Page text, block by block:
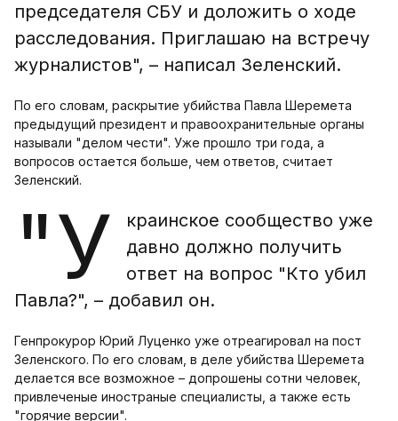
председателя СБУ и доложить о ходе
расследования. Приглашаю на встречу
журналистов", – написал Зеленский.
По его словам, раскрытие убийства Павла Шеремета
предыдущий президент и правоохранительные органы
называли "делом чести". Уже прошло три года, а
вопросов остается больше, чем ответов, считает
Зеленский.
"У
краинское сообщество уже
давно должно получить
ответ на вопрос "Кто убил
Павла?", – добавил он.
Генпрокурор Юрий Луценко уже отреагировал на пост
Зеленского. По его словам, в деле убийства Шеремета
делается все возможное – допрошены сотни человек,
привлеченые иностраные специалисты, а также есть
"горячие версии".